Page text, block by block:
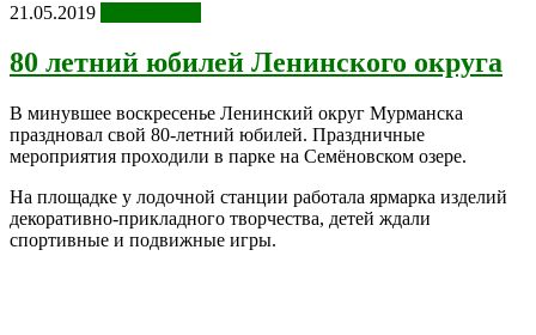
21.05.2019
80 летний юбилей Ленинского округа
В минувшее воскресенье Ленинский округ Мурманска
праздновал свой 80-летний юбилей. Праздничные
мероприятия проходили в парке на Семёновском озере.
На площадке у лодочной станции работала ярмарка изделий
декоративно-прикладного творчества, детей ждали
спортивные и подвижные игры.